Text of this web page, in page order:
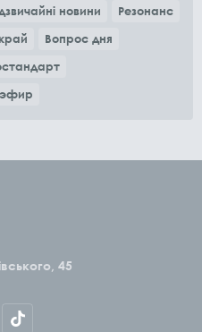
новини
Резонанс
Вопрос дня
45